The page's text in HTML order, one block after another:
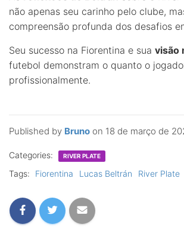
Published by Bruno on 18 de março de
não apenas seu carinho pelo clube,
compreensão profunda dos desafios
Seu sucesso na Fiorentina e sua visão
futebol demonstram o quanto o
profissionalmente.
Categories: RIVER PLATE
Tags: Fiorentina Lucas Beltrán River Plate